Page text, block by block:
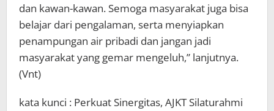
dan kawan-kawan. Semoga masyarakat juga bisa
belajar dari pengalaman, serta menyiapkan
penampungan air pribadi dan jangan jadi
masyarakat yang gemar mengeluh,” lanjutnya.
(Vnt)
kata kunci : Perkuat Sinergitas, AJKT Silaturahmi